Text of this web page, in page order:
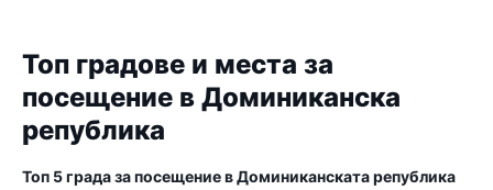
Топ градове и места за
посещение в Доминиканска
република
Топ 5 града за посещение в Доминиканската република